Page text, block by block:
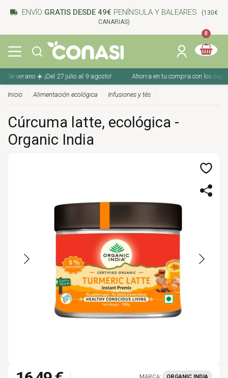
ENVÍO GRATIS DESDE 49€ PENÍNSULA Y BALEARES
(130€
CANARIAS)
0
verano ☀️ ¡Del 27 julio al 9 agosto! Ahorra en tu compra con los
Inicio Alimentación ecológica Infusiones y tés
Cúrcuma latte, ecológica -
Organic India